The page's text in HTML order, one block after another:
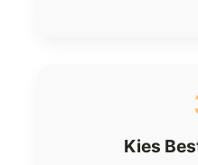
Kies